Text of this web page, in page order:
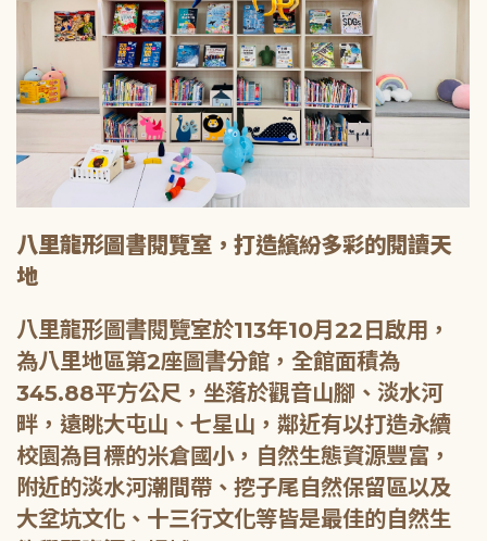
八里龍形圖書閱覽室，打造繽紛多彩的閱讀天
地
八里龍形圖書閱覽室於113年10月22日啟用，
為八里地區第2座圖書分館，全館面積為
345.88平方公尺，坐落於觀音山腳、淡水河
畔，遠眺大屯山、七星山，鄰近有以打造永續
校園為目標的米倉國小，自然生態資源豐富，
附近的淡水河潮間帶、挖子尾自然保留區以及
大坌坑文化、十三行文化等皆是最佳的自然生